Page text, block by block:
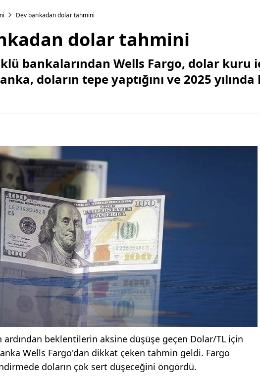
Dev bankadan dolar tahmini
dolar tahmini
bankalarından Wells Fargo, dolar kuru
doların tepe yaptığını ve 2025
ardından beklentilerin aksine düşüşe geçen Dolar/TL için
Wells Fargo'dan dikkat çeken tahmin geldi. Fargo
doların çok sert düşeceğini öngördü.